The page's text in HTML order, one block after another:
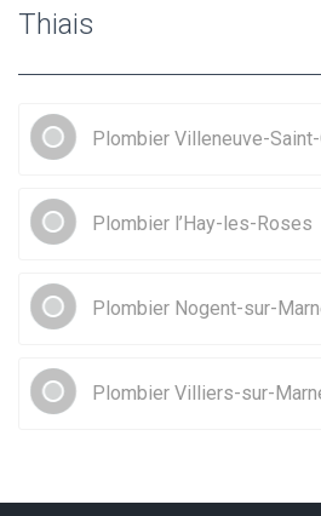
Thiais
Plombier Villeneuve-
Plombier l’Hay-les-Roses
Plombier Nogent-sur-
Plombier Villiers-sur-